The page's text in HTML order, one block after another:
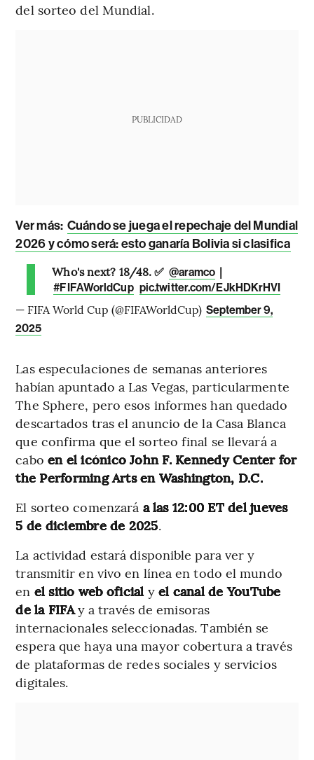
del sorteo del Mundial.
PUBLICIDAD
Ver más: Cuándo se juega el repechaje del Mundial
2026 y cómo será: esto ganaría Bolivia si clasifica
Who's next? 18/48. ✅ @aramco |
#FIFAWorldCup pic.twitter.com/EJkHDKrHVI
— FIFA World Cup (@FIFAWorldCup) September 9,
2025
Las especulaciones de semanas anteriores
habían apuntado a Las Vegas, particularmente
The Sphere, pero esos informes han quedado
descartados tras el anuncio de la Casa Blanca
que confirma que el sorteo final se llevará a
cabo en el icónico John F. Kennedy Center for
the Performing Arts en Washington, D.C.
El sorteo comenzará a las 12:00 ET del jueves
5 de diciembre de 2025.
La actividad estará disponible para ver y
transmitir en vivo en línea en todo el mundo
en el sitio web oficial y el canal de YouTube
de la FIFAy a través de emisoras
internacionales seleccionadas. También se
espera que haya una mayor cobertura a través
de plataformas de redes sociales y servicios
digitales.